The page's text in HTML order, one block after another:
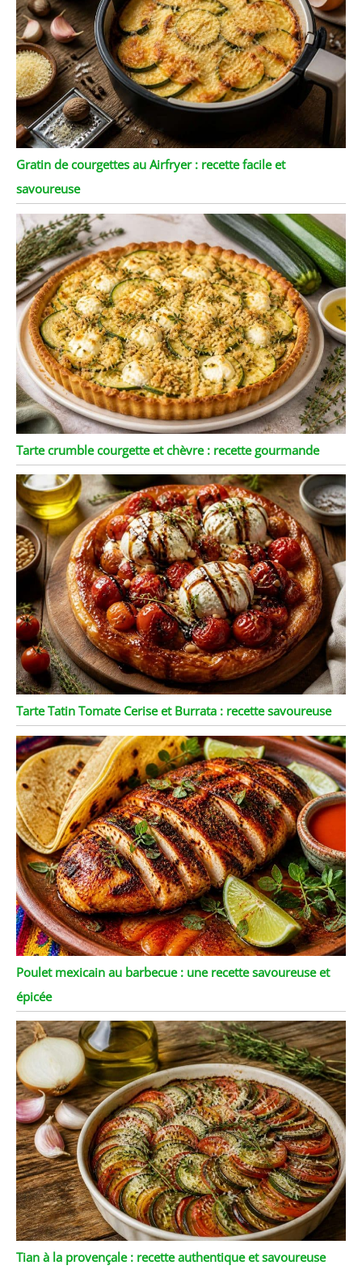
Gratin de courgettes au Airfryer : recette facile et
savoureuse
Tarte crumble courgette et chèvre : recette gourmande
Tarte Tatin Tomate Cerise et Burrata : recette savoureuse
Poulet mexicain au barbecue : une recette savoureuse et
épicée
Tian à la provençale : recette authentique et savoureuse